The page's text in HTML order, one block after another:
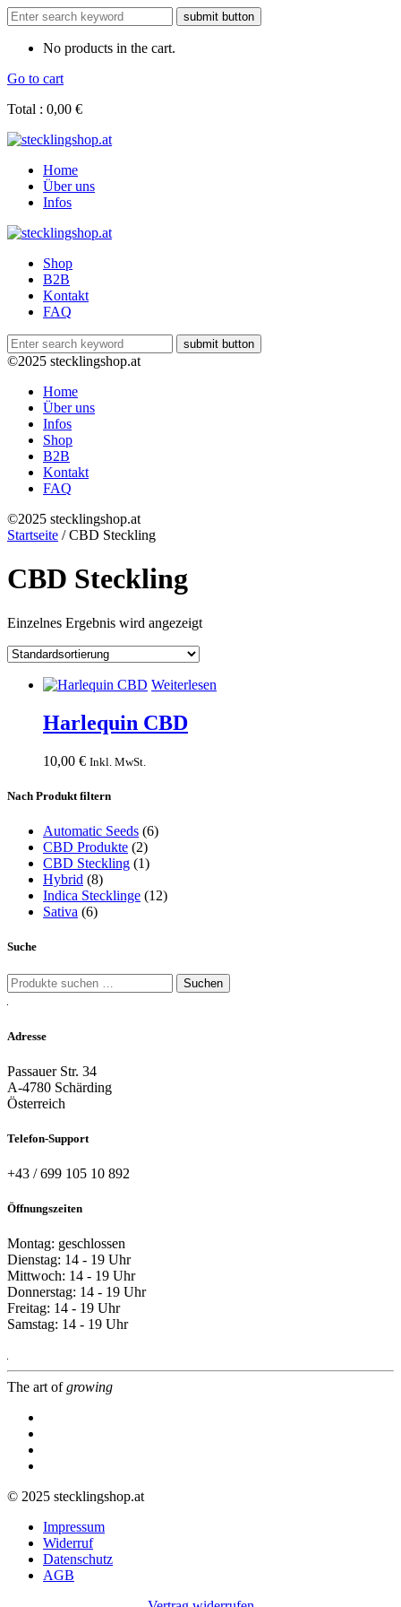
No products in the cart.
Go to cart
Total : 0,00 €
Home
Über uns
Infos
Shop
B2B
Kontakt
FAQ
©2025 stecklingshop.at
Home
Über uns
Infos
Shop
B2B
Kontakt
FAQ
©2025 stecklingshop.at
Startseite / CBD Steckling
CBD Steckling
Einzelnes Ergebnis wird angezeigt
Weiterlesen
Harlequin CBD
10,00 € Inkl. MwSt.
Nach Produkt filtern
Automatic Seeds (6)
CBD Produkte (2)
CBD Steckling (1)
Hybrid (8)
Indica Stecklinge (12)
Sativa (6)
Suche
Suche
nach:
Suchen
Adresse
Passauer Str. 34
A-4780 Schärding
Österreich
Telefon-Support
+43 / 699 105 10 892
Öffnungszeiten
Montag: geschlossen
Dienstag: 14 - 19 Uhr
Mittwoch: 14 - 19 Uhr
Donnerstag: 14 - 19 Uhr
Freitag: 14 - 19 Uhr
Samstag: 14 - 19 Uhr
The art ofgrowing
© 2025 stecklingshop.at
Impressum
Widerruf
Datenschutz
AGB